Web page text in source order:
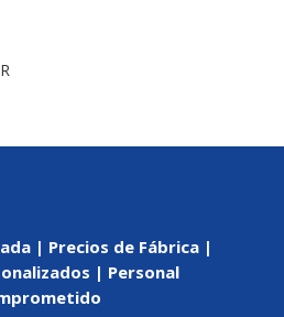
| Precios de Fábrica |
| Personal